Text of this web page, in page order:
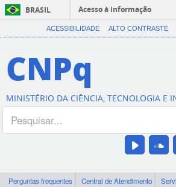
BRASIL
Acesso à informação
ACESSIBILIDADE ALTO CONTRASTE
CNPq
MINISTÉRIO DA CIÊNCIA, TECNOLOGIA E
Perguntas frequentes Central de Atendimento